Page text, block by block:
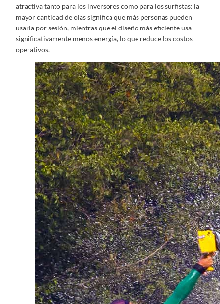
atractiva tanto para los inversores como para los surfistas: la
mayor cantidad de olas significa que más personas pueden
usarla por sesión, mientras que el diseño más eficiente usa
significativamente menos energía, lo que reduce los costos
operativos.